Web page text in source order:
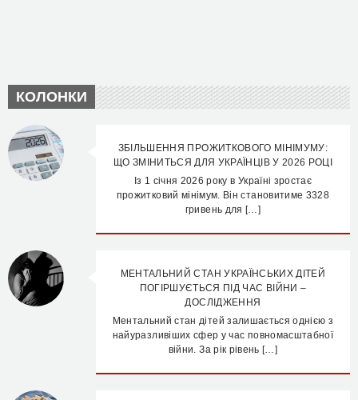
КОЛОНКИ
ЗБІЛЬШЕННЯ ПРОЖИТКОВОГО МІНІМУМУ:
ЩО ЗМІНИТЬСЯ ДЛЯ УКРАЇНЦІВ У 2026 РОЦІ
Із 1 січня 2026 року в Україні зростає
прожитковий мінімум. Він становитиме 3328
гривень для […]
МЕНТАЛЬНИЙ СТАН УКРАЇНСЬКИХ ДІТЕЙ
ПОГІРШУЄТЬСЯ ПІД ЧАС ВІЙНИ –
ДОСЛІДЖЕННЯ
Ментальний стан дітей залишається однією з
найуразливіших сфер у час повномасштабної
війни. За рік рівень […]